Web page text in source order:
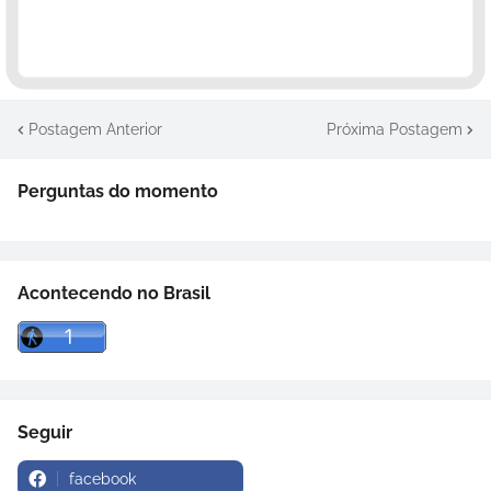
Postagem Anterior Próxima Postagem
Perguntas do momento
Acontecendo no Brasil
Seguir
facebook